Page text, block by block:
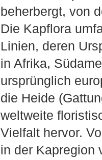
beherbergt, von
Die Kapflora
Linien, deren
in Afrika,
ursprünglich
die Heide
weltweite
Vielfalt hervor.
in der Kapregion